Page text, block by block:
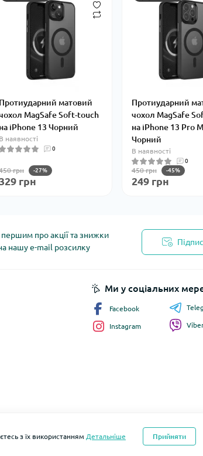
Протиударний матовий
MagSafe Soft-touch
на iPhone 13 Чорний
В наявності
0
грн -27%
грн
Протиударний
чохол MagSafe
на iPhone 13 Pro
Чорний
В наявності
0
450 грн -45%
249 грн
першим про акції та знижки
нашу e-mail розсилку
Ми у соціальних
Facebook
Instagram
LOMO Мобільні
з їх використанням Детальніше Прийняти